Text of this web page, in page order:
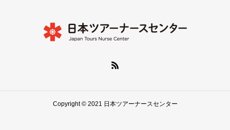
Copyright © 2021 日本ツアーナースセンター